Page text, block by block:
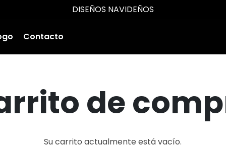
DISEÑOS NAVIDEÑOS
Contacto
de
Su carrito actualmente está vacío.